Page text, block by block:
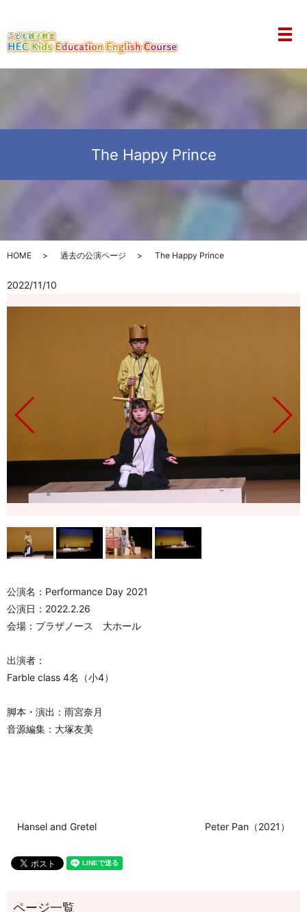
メ
The Happy Prince
HOME 過去の公演ページ The Happy Prince
2022/11/10
公演名：Performance Day 2021
公演日：2022.2.26
会場：プラザノース 大ホール
出演者：
Farble class 4名（小4）
脚本・演出：雨宮奈月
音源編集：大塚友美
Hansel and Gretel Peter Pan（2021）